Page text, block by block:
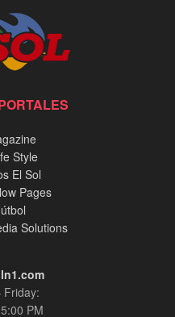
Style
El Sol
Pages
Solutions
Friday:
PM